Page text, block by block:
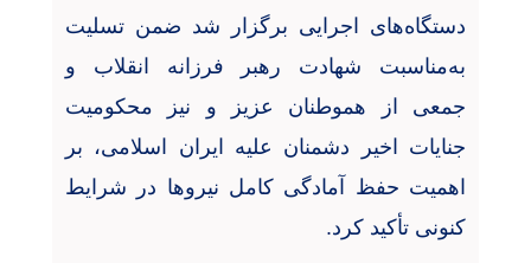
دستگاه‌های اجرایی برگزار شد ضمن تسلیت
به‌مناسبت شهادت رهبر فرزانه‌ انقلاب و
جمعی از هموطنان عزیز و نیز محکومیت
جنایات اخیر دشمنان علیه ایران اسلامی، بر
اهمیت حفظ آمادگی کامل نیروها در شرایط
کنونی تأکید کرد.